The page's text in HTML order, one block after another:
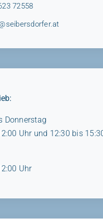
72558
Donnerstag
Uhr und 12:30 bis
Uhr